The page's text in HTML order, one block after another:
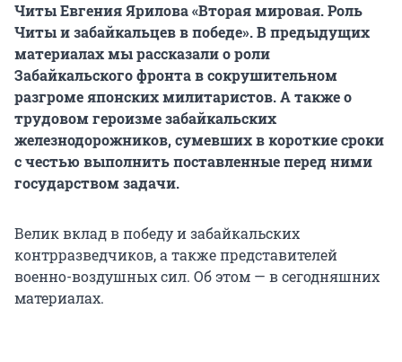
Читы Евгения Ярилова «Вторая мировая. Роль
Читы и забайкальцев в победе». В предыдущих
материалах мы рассказали о роли
Забайкальского фронта в сокрушительном
разгроме японских милитаристов. А также о
трудовом героизме забайкальских
железнодорожников, сумевших в короткие сроки
с честью выполнить поставленные перед ними
государством задачи.
Велик вклад в победу и забайкальских
контрразведчиков, а также представителей
военно-воздушных сил. Об этом — в сегодняшних
материалах.